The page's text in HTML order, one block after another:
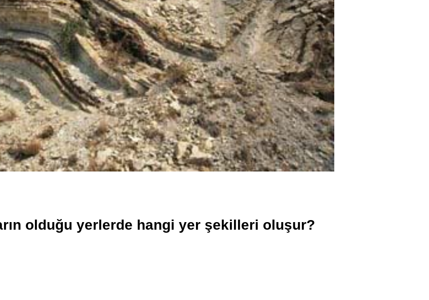
olduğu yerlerde hangi yer şekilleri oluşur?